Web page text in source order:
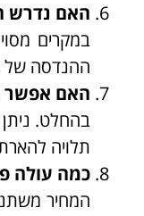
האם נדרש
במקרים
ההנדסה של
האם אפשר
בהחלט.
תלויה
כמה עולה
המחיר